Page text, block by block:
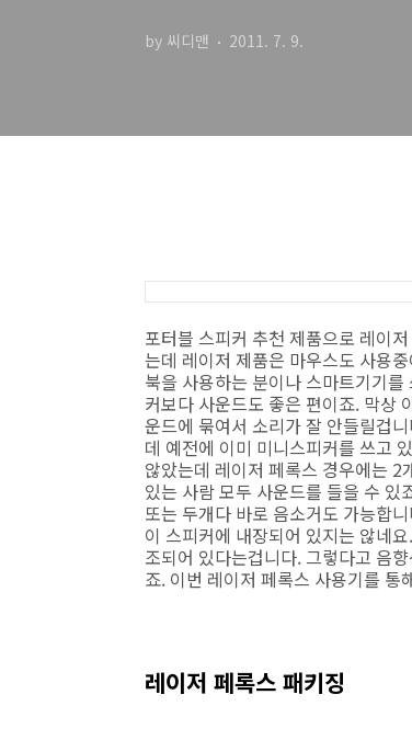
by 씨디맨 2011. 7. 9.
포터블 스피커 추천 제품으로 레이
는데 레이저 제품은 마우스도 사용
북을 사용하는 분이나 스마트기기
커보다 사운드도 좋은 편이죠. 막상
운드에 묶여서 소리가 잘 안들릴겁
데 예전에 이미 미니스피커를 쓰고
않았는데 레이저 페록스 경우에는
있는 사람 모두 사운드를 들을 수
또는 두개다 바로 음소거도 가능합
이 스피커에 내장되어 있지는 않네
조되어 있다는겁니다. 그렇다고 음
죠. 이번 레이저 페록스 사용기를
레이저 페록스 패키징